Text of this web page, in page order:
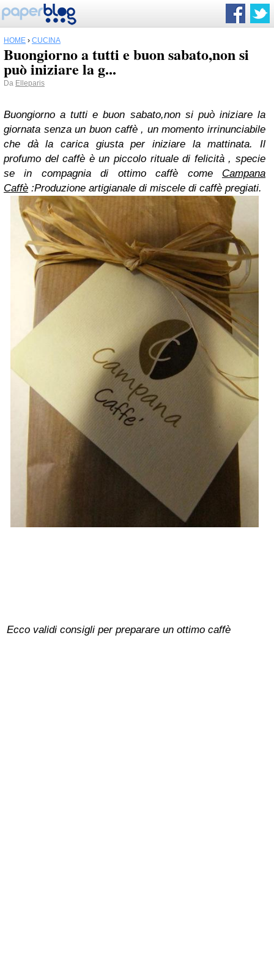
HOME › CUCINA
Buongiorno a tutti e buon sabato,non si
può iniziare la g...
Da Elleparis
Buongiorno a tutti e buon sabato,non si può iniziare la
giornata senza un buon caffè , un momento irrinunciabile
che dà la carica giusta per iniziare la mattinata. Il
profumo del caffè è un piccolo rituale di felicità , specie
se in compagnia di ottimo caffè come Campana
Caffè :Produzione artigianale di miscele di caffè pregiati.
Ecco validi consigli per preparare un ottimo caffè